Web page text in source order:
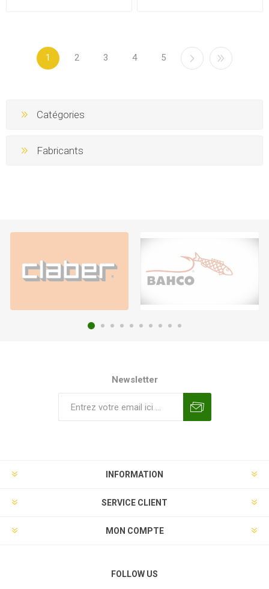
1 2 3 4 5
Catégories
Fabricants
Newsletter
INFORMATION
SERVICE CLIENT
MON COMPTE
FOLLOW US